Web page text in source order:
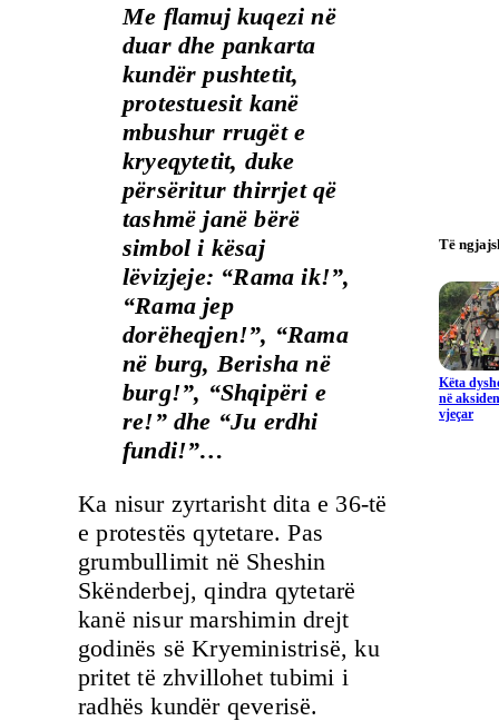
Me flamuj kuqezi në
duar dhe pankarta
kundër pushtetit,
protestuesit kanë
mbushur rrugët e
kryeqytetit, duke
përsëritur thirrjet që
tashmë janë bërë
simbol i kësaj
lëvizjeje: “Rama ik!”,
“Rama jep
dorëheqjen!”, “Rama
në burg, Berisha në
burg!”, “Shqipëri e
re!” dhe “Ju erdhi
fundi!”…
Ka nisur zyrtarisht dita e 36-të
e protestës qytetare. Pas
grumbullimit në Sheshin
Skënderbej, qindra qytetarë
kanë nisur marshimin drejt
godinës së Kryeministrisë, ku
pritet të zhvillohet tubimi i
radhës kundër qeverisë.
Të
Këta
në
vjeçar